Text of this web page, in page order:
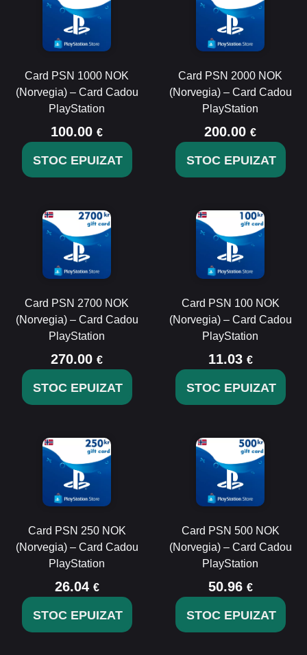
Card PSN 1000 NOK
(Norvegia) – Card Cadou
PlayStation
100.00 €
STOC EPUIZAT
Card PSN 2000 NOK
(Norvegia) – Card Cadou
PlayStation
200.00 €
STOC EPUIZAT
Card PSN 2700 NOK
(Norvegia) – Card Cadou
PlayStation
270.00 €
STOC EPUIZAT
Card PSN 100 NOK
(Norvegia) – Card Cadou
PlayStation
11.03 €
STOC EPUIZAT
Card PSN 250 NOK
(Norvegia) – Card Cadou
PlayStation
26.04 €
STOC EPUIZAT
Card PSN 500 NOK
(Norvegia) – Card Cadou
PlayStation
50.96 €
STOC EPUIZAT